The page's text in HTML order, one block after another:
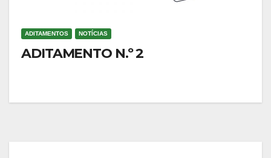
ADITAMENTOS NOTÍCIAS
ADITAMENTO N.º 2